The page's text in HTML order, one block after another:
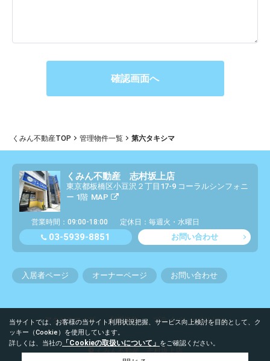
くみん不動産TOP 管理物件一覧 第六タキシマ
くみん不動産 志村坂上店
東京都板橋区小豆沢２丁目17-9 コーラルシンフォニ
ー 1階 MAP
営業時間：09:00-18:00 定休日：毎週火・水曜日
03-5939-8851 お問い合わせ
入居者ページ オーナーページ お問い合わせ
アクセスマップ 利用規約 プライバシーポリシー
© くみん不動産 志村坂上店
当サイトでは、お客様の当サイト利用状況把握、サービス向上検討を目的として、ク
ッキー（Cookie）を使用しています。
詳しくは、当社の 「Cookieの取扱いについて」 をご確認ください。